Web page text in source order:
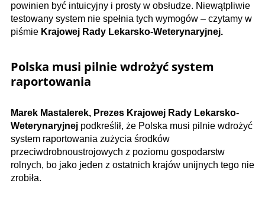
powinien być intuicyjny i prosty w obsłudze. Niewątpliwie
testowany system nie spełnia tych wymogów – czytamy w
piśmie Krajowej Rady Lekarsko-Weterynaryjnej.
Polska musi pilnie wdrożyć system
raportowania
Marek Mastalerek, Prezes Krajowej Rady Lekarsko-
Weterynaryjnej podkreślił, że Polska musi pilnie wdrożyć
system raportowania zużycia środków
przeciwdrobnoustrojowych z poziomu gospodarstw
rolnych, bo jako jeden z ostatnich krajów unijnych tego nie
zrobiła.